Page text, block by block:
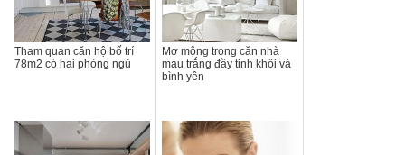
Tham quan căn hộ bố trí
78m2 có hai phòng ngủ
Mơ mộng trong căn nhà
màu trắng đầy tinh khôi và
bình yên